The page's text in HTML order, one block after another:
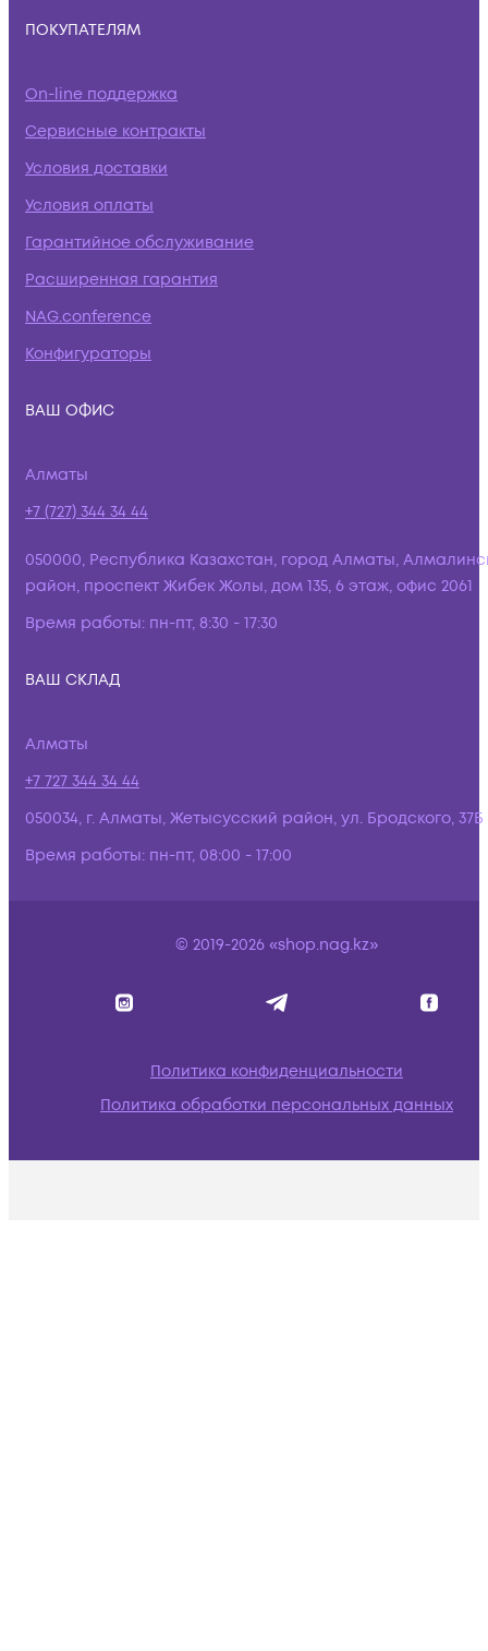
ПОКУПАТЕЛЯМ
On-line поддержка
Сервисные контракты
Условия доставки
Условия оплаты
Гарантийное обслуживание
Расширенная гарантия
NAG.conference
Конфигураторы
ВАШ ОФИС
Алматы
+7 (727) 344 34 44
050000, Республика Казахстан, город Алматы,
район, проспект Жибек Жолы, дом 135, 6 этаж, офис 2061
Время работы: пн-пт, 8:30 - 17:30
ВАШ СКЛАД
Алматы
+7 727 344 34 44
050034, г. Алматы, Жетысусский район, ул. Бродского, 37Б
Время работы: пн-пт, 08:00 - 17:00
© 2019-2026 «shop.nag.kz»
Политика конфиденциальности
Политика обработки персональных данных